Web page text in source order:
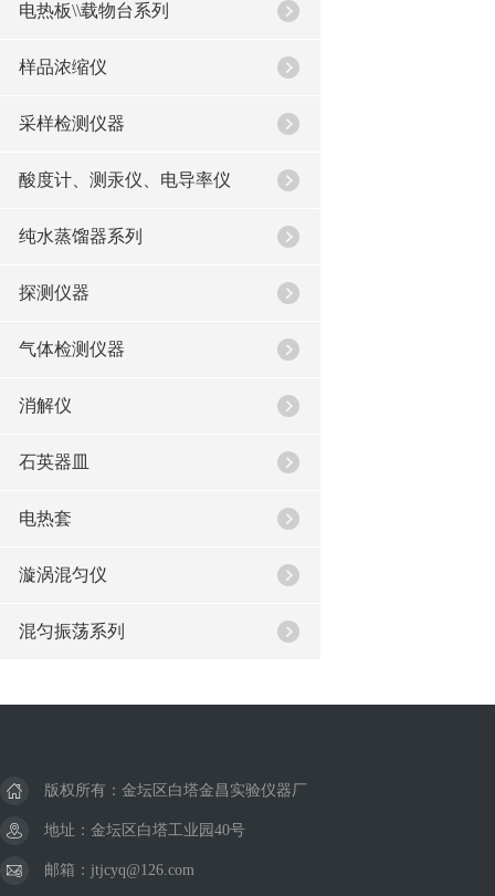
电热板\\载物台系列
样品浓缩仪
采样检测仪器
酸度计、测汞仪、电导率仪
纯水蒸馏器系列
探测仪器
气体检测仪器
消解仪
石英器皿
电热套
漩涡混匀仪
混匀振荡系列
版权所有：金坛区白塔金昌实验仪器厂
地址：金坛区白塔工业园40号
邮箱：jtjcyq@126.com